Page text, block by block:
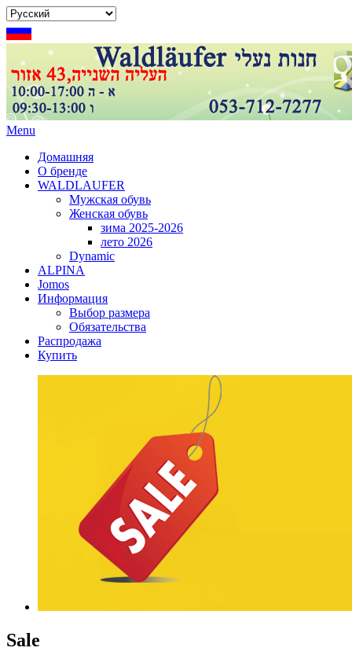
Menu
Домашняя
О бренде
WALDLAUFER
Мужская обувь
Женская обувь
зима 2025-2026
лето 2026
Dynamic
ALPINA
Jomos
Информация
Выбор размера
Обязательства
Распродажа
Купить
Sale